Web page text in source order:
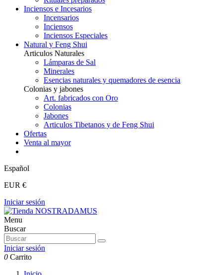
Inciensos e Incesarios
Incensarios
Inciensos
Inciensos Especiales
Natural y Feng Shui
Articulos Naturales
Lámparas de Sal
Minerales
Esencias naturales y quemadores de esencia
Colonias y jabones
Art. fabricados con Oro
Colonias
Jabones
Articulos Tibetanos y de Feng Shui
Ofertas
Venta al mayor
Español
EUR €
Iniciar sesión
Menu
Buscar
Iniciar sesión
0 Carrito